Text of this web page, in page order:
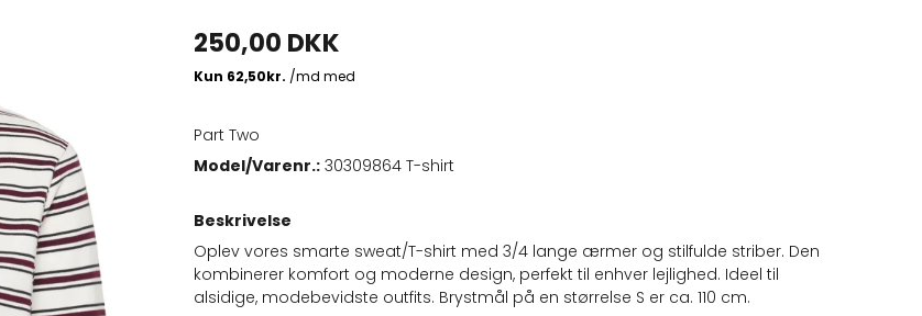
250,00 DKK
Part Two
Model/Varenr.: 30309864 T-shirt
Beskrivelse
Oplev vores smarte sweat/T-shirt med 3/4 lange ærmer og stilfulde striber. Den
kombinerer komfort og moderne design, perfekt til enhver lejlighed. Ideel til
alsidige, modebevidste outfits. Brystmål på en størrelse S er ca. 110 cm.